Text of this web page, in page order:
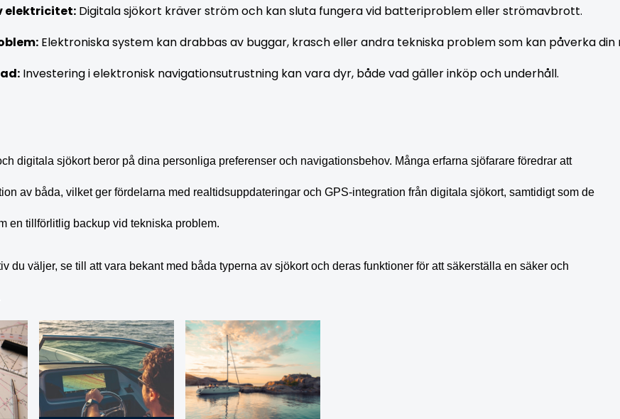
elektricitet: Digitala sjökort kräver ström och kan sluta fungera vid batteriproblem eller strömavbrott.
Elektroniska system kan drabbas av buggar, krasch eller andra tekniska problem som kan påverka
Investering i elektronisk navigationsutrustning kan vara dyr, både vad gäller inköp och underhåll.
digitala sjökort beror på dina personliga preferenser och navigationsbehov. Många erfarna sjöfarare föredrar att
av båda, vilket ger fördelarna med realtidsuppdateringar och GPS-integration från digitala sjökort, samtidigt som de
en tillförlitlig backup vid tekniska problem.
du väljer, se till att vara bekant med båda typerna av sjökort och deras funktioner för att säkerställa en säker och